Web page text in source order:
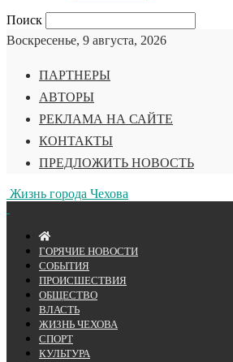
Поиск
Воскресенье, 9 августа, 2026
ПАРТНЕРЫ
АВТОРЫ
РЕКЛАМА НА САЙТЕ
КОНТАКТЫ
ПРЕДЛОЖИТЬ НОВОСТЬ
Жизнь города Чехова
ГОРЯЧИЕ НОВОСТИ
СОБЫТИЯ
ПРОИСШЕСТВИЯ
ОБЩЕСТВО
ВЛАСТЬ
ЖИЗНЬ ЧЕХОВА
СПОРТ
КУЛЬТУРА